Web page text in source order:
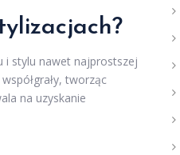
i stylu nawet najprostszej
tworząc
na uzyskanie